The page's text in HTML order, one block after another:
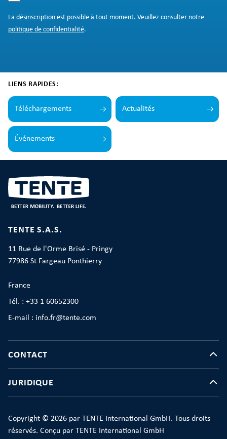
La désinscription est possible à tout moment. Veuillez consulter notre
politique de confidentialité.
LIENS RAPIDES:
Téléchargements Actualités
Événements
TENTE S.A.S.
11 Rue de l'Orme Brisé - Pringy
77986 St Fargeau Ponthierry
France
Tél. : +33 1 60652300
E-mail : info.fr@tente.com
CONTACT
JURIDIQUE
Copyright © 2026 par TENTE International GmbH. Tous droits
réservés. Conçu par TENTE International GmbH